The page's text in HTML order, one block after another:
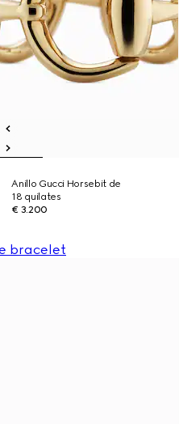
Anillo Gucci Horsebit de
18 quilates
€ 3.200